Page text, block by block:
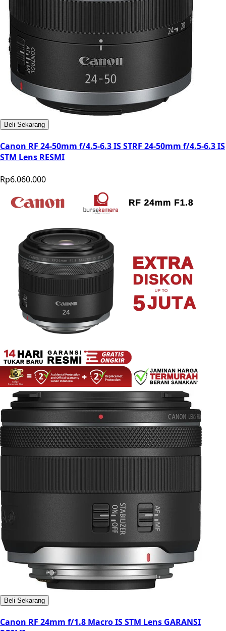
Beli Sekarang
Canon RF 24-50mm f/4.5-6.3 IS STRF 24-50mm f/4.5-6.3 IS
STM Lens RESMI
Rp6.060.000
Beli Sekarang
Canon RF 24mm f/1.8 Macro IS STM Lens GARANSI